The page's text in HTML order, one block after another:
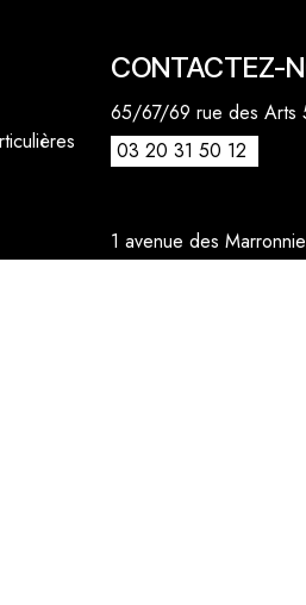
CONTACTEZ-
65/67/69 rue des Arts
03 20 31 50 12
1 avenue des